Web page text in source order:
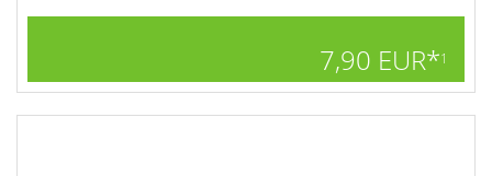
7,90 EUR*1